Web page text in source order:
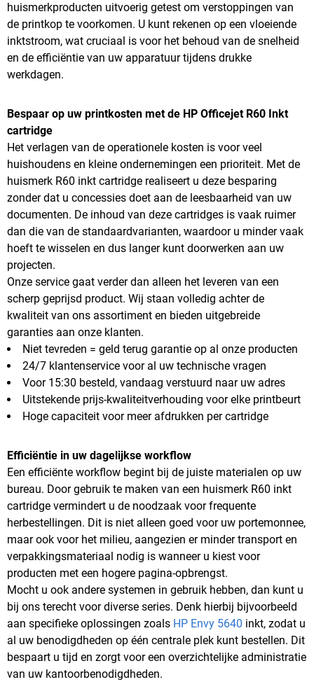
huismerkproducten uitvoerig getest om verstoppingen van
de printkop te voorkomen. U kunt rekenen op een vloeiende
inktstroom, wat cruciaal is voor het behoud van de snelheid
en de efficiëntie van uw apparatuur tijdens drukke
werkdagen.
Bespaar op uw printkosten met de HP Officejet R60 Inkt
cartridge
Het verlagen van de operationele kosten is voor veel
huishoudens en kleine ondernemingen een prioriteit. Met de
huismerk R60 inkt cartridge realiseert u deze besparing
zonder dat u concessies doet aan de leesbaarheid van uw
documenten. De inhoud van deze cartridges is vaak ruimer
dan die van de standaardvarianten, waardoor u minder vaak
hoeft te wisselen en dus langer kunt doorwerken aan uw
projecten.
Onze service gaat verder dan alleen het leveren van een
scherp geprijsd product. Wij staan volledig achter de
kwaliteit van ons assortiment en bieden uitgebreide
garanties aan onze klanten.
Niet tevreden = geld terug garantie op al onze producten
24/7 klantenservice voor al uw technische vragen
Voor 15:30 besteld, vandaag verstuurd naar uw adres
Uitstekende prijs-kwaliteitverhouding voor elke printbeurt
Hoge capaciteit voor meer afdrukken per cartridge
Efficiëntie in uw dagelijkse workflow
Een efficiënte workflow begint bij de juiste materialen op uw
bureau. Door gebruik te maken van een huismerk R60 inkt
cartridge vermindert u de noodzaak voor frequente
herbestellingen. Dit is niet alleen goed voor uw portemonnee,
maar ook voor het milieu, aangezien er minder transport en
verpakkingsmateriaal nodig is wanneer u kiest voor
producten met een hogere pagina-opbrengst.
Mocht u ook andere systemen in gebruik hebben, dan kunt u
bij ons terecht voor diverse series. Denk hierbij bijvoorbeeld
aan specifieke oplossingen zoals HP Envy 5640 inkt, zodat u
al uw benodigdheden op één centrale plek kunt bestellen. Dit
bespaart u tijd en zorgt voor een overzichtelijke administratie
van uw kantoorbenodigdheden.